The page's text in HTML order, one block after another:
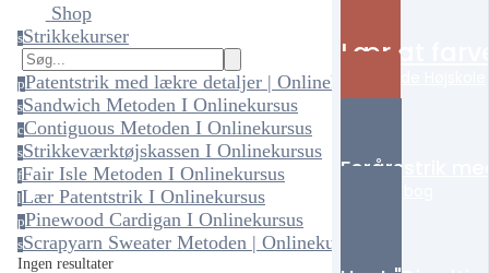
Shop
sStrikkekurser
pPatentstrik med lækre detaljer | Onlinekursus
sSandwich Metoden I Onlinekursus
cContiguous Metoden I Onlinekursus
sStrikkeværktøjskassen I Onlinekursus
fFair Isle Metoden I Onlinekursus
lLær Patentstrik I Onlinekursus
pPinewood Cardigan I Onlinekursus
sScrapyarn Sweater Metoden | Onlinekursus
Ingen resultater
Lær at
Forårsstrik